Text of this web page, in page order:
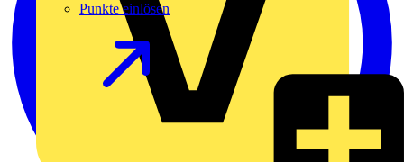
Punkte einlösen